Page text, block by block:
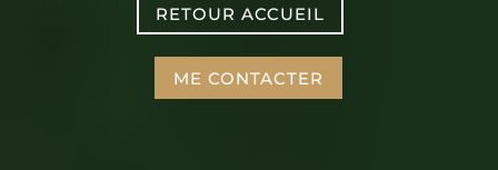
RETOUR ACCUEIL
ME CONTACTER